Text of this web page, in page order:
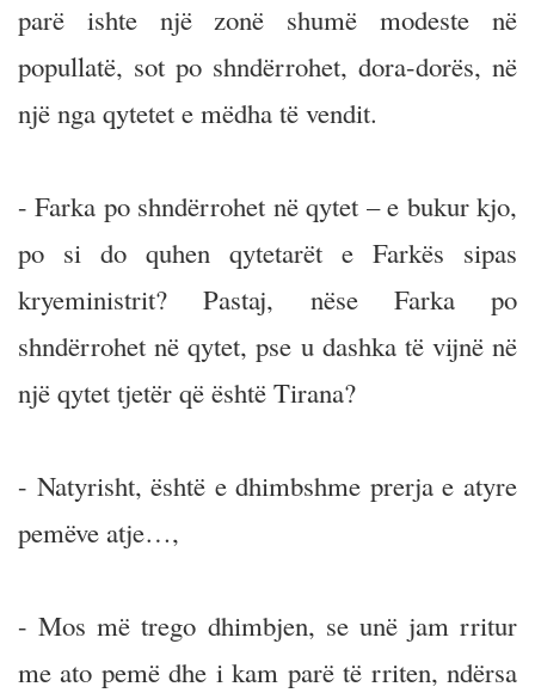
parë ishte një zonë shumë modeste në
popullatë, sot po shndërrohet, dora-dorës, në
një nga qytetet e mëdha të vendit.
- Farka po shndërrohet në qytet – e bukur kjo,
po si do quhen qytetarët e Farkës sipas
kryeministrit? Pastaj, nëse Farka po
shndërrohet në qytet, pse u dashka të vijnë në
një qytet tjetër që është Tirana?
- Natyrisht, është e dhimbshme prerja e atyre
pemëve atje…,
- Mos më trego dhimbjen, se unë jam rritur
me ato pemë dhe i kam parë të rriten, ndërsa